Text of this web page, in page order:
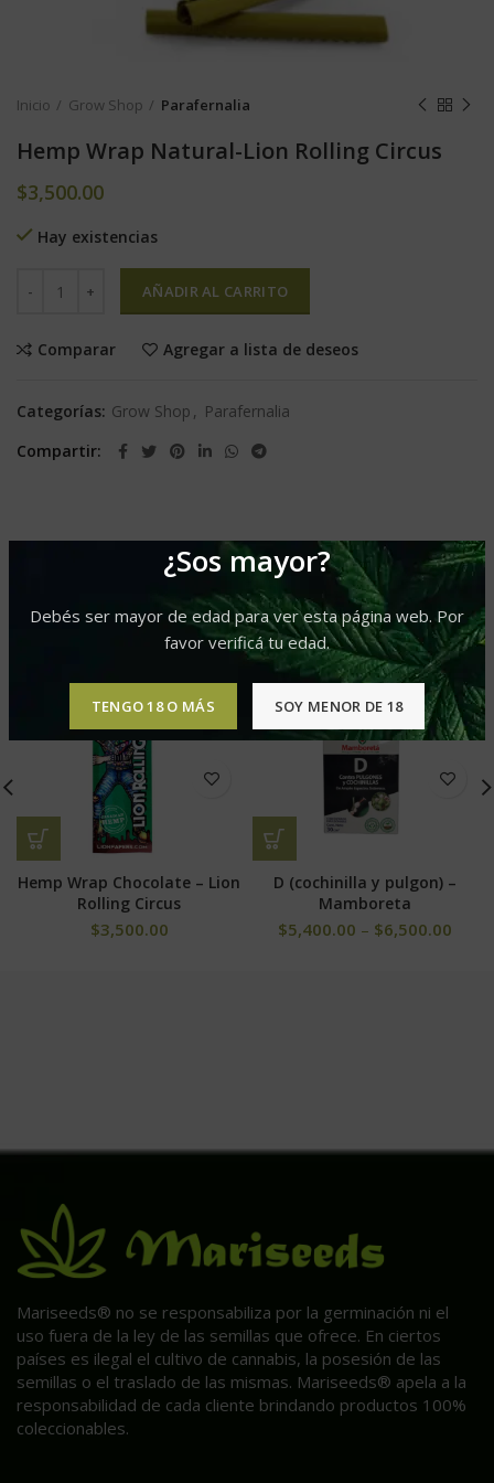
¿Sos mayor?
Debés ser mayor de edad para ver esta página web. Por
favor verificá tu edad.
TENGO 18 O MÁS SOY MENOR DE 18
Inicio Grow Shop Parafernalia
Hemp Wrap Natural-Lion Rolling Circus
$3,500.00
Hay existencias
AÑADIR AL CARRITO
Comparar Agregar a lista de deseos
Categorías: Grow Shop , Parafernalia
Compartir
PRODUCTOS RELACIONADOS
Hemp Wrap Chocolate – Lion
Rolling Circus
$3,500.00
D (cochinilla y pulgon) –
Mamboreta
$5,400.00 – $6,500.00
Mariseeds® no se responsabiliza por la germinación ni el
uso fuera de la ley de las semillas que ofrece. En ciertos
países es ilegal el cultivo de cannabis, la posesión de las
semillas o el traslado de las mismas. Mariseeds® apela a la
responsabilidad de cada cliente brindando productos 100%
coleccionables.